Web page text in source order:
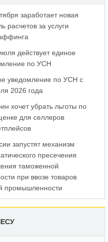
заработает новая
расчетов за услуги
действует единое
по УСН
уведомление по УСН с
2026 года
хочет убрать льготы по
для селлеров
запустят механизм
пресечения
таможенной
при ввозе товаров
промышленности